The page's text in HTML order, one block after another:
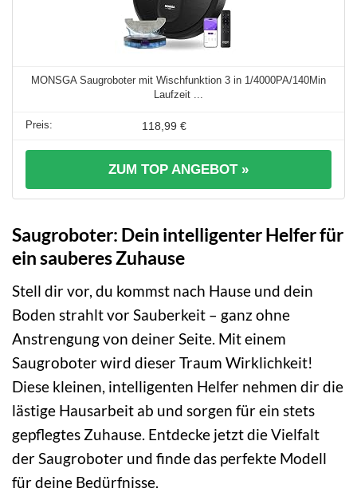
MONSGA Saugroboter mit Wischfunktion 3 in 1/4000PA/140Min
Laufzeit ...
118,99 €
ZUM TOP ANGEBOT »
Saugroboter: Dein intelligenter Helfer für
ein sauberes Zuhause
Stell dir vor, du kommst nach Hause und dein
Boden strahlt vor Sauberkeit – ganz ohne
Anstrengung von deiner Seite. Mit einem
Saugroboter wird dieser Traum Wirklichkeit!
Diese kleinen, intelligenten Helfer nehmen dir die
lästige Hausarbeit ab und sorgen für ein stets
gepflegtes Zuhause. Entdecke jetzt die Vielfalt
der Saugroboter und finde das perfekte Modell
für deine Bedürfnisse.